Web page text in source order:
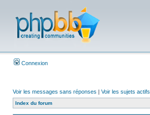
Connexion
Voir les messages sans réponses | Voir les sujets actifs
Index du forum